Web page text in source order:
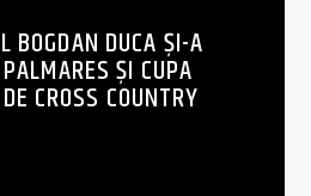
BOGDAN DUCA ȘI-A
ȘI CUPA
CROSS COUNTRY